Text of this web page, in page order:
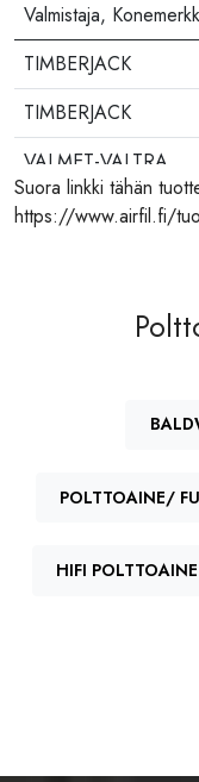
Valmistaja,
TIMBERJACK
TIMBERJACK
VALMET-VALTRA
Suora linkki tähän
https://www.airfil.fi/
POLTTOAINE/
HIFI